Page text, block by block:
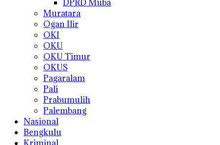
DPRD Muba
Muratara
Ogan Ilir
OKI
OKU
OKU Timur
OKUS
Pagaralam
Pali
Prabumulih
Palembang
Nasional
Bengkulu